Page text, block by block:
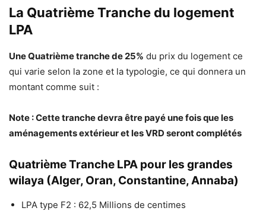
La Quatrième Tranche du logement
LPA
Une Quatrième tranche de 25% du prix du logement ce
qui varie selon la zone et la typologie, ce qui donnera un
montant comme suit :
Note : Cette tranche devra être payé une fois que les
aménagements extérieur et les VRD seront complétés
Quatrième Tranche LPA pour les grandes
wilaya (Alger, Oran, Constantine, Annaba)
LPA type F2 : 62,5 Millions de centimes